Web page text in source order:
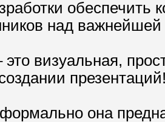
обеспечить
над
это визуальная,
она